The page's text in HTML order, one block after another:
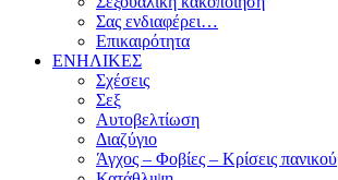
Σας ενδιαφέρει…
Επικαιρότητα
ΕΝΗΛΙΚΕΣ
Σχέσεις
Σεξ
Αυτοβελτίωση
Διαζύγιο
Άγχος – Φοβίες – Κρίσεις πανικού